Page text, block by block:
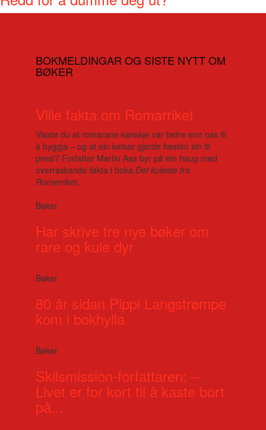
BOKMELDINGAR OG SISTE NYTT OM
BØKER
Ville fakta om Romarriket
Visste du at romarane kanskje var betre enn oss til
å byggja – og at ein keisar gjorde hesten sin til
prest? Forfattar Martin Aas byr på ein haug med
overraskande fakta i boka Det kuleste fra
Romerriket.
Bøker
Har skrive tre nye bøker om
rare og kule dyr
Bøker
80 år sidan Pippi Langstrømpe
kom i bokhylla
Bøker
Skilsmission-forfattaren: –
Livet er for kort til å kaste bort
på...